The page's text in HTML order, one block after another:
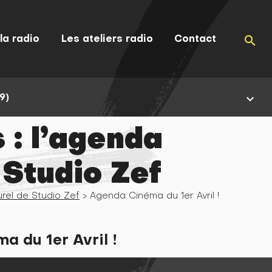
radio Les ateliers radio Contact search
keyboard_arrow_down
l’agenda
Zef
de Studio Zef > Agenda Cinéma du 1er Avril !
du 1er Avril !